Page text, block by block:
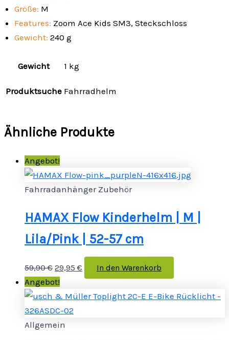
Größe: M
Features: Zoom Ace Kids SM3, Steckschloss
Gewicht: 240 g
Gewicht 1 kg
Produktsuche Fahrradhelm
Ähnliche Produkte
Angebot!
Fahrradanhänger Zubehör
HAMAX Flow Kinderhelm | M |
Lila/Pink | 52-57 cm
59,90€ 29,95 € In den Warenkorb
Angebot!
Allgemein